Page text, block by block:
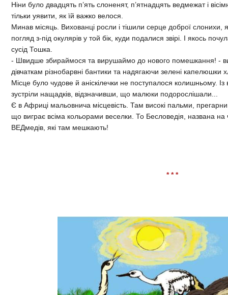
Ніни було двадцять п’ять слоненят, п’ятнадцять ведмежат і
тільки уявити, як їй важко велося.
Минав місяць. Вихованці росли і тішили серце доброї слонихи,
погляд з-під окулярів у той бік, куди подалися звірі. І якось
сусід Тошка.
- Швидше збираймося та вирушаймо до нового помешкання! -
дівчаткам різнобарвні бантики та надягаючи зелені капелюшки
Місце було чудове й аніскілечки не поступалося колишньому.
зустріли нащадків, відзначивши, що малюки подорослішали...
Є в Африці мальовнича місцевість. Там високі пальми,
що виграє всіма кольорами веселки. То Бесловедія, названа на
ВЕДмедів, які там мешкають!
* * *